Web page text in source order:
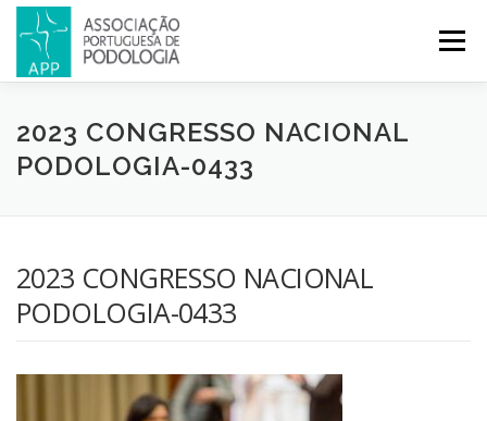
Menu
APP PODOLOGIA LICENCIATURA EM PODOLOGIA
CONGRESSOS REVISTA CONTACTOS
2023 CONGRESSO NACIONAL
PODOLOGIA-0433
2023 CONGRESSO NACIONAL
PODOLOGIA-0433